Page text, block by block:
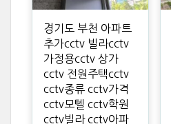
경기도 부천 아파트
추가cctv 빌라cctv
가정용cctv 상가
cctv 전원주택cctv
cctv종류 cctv가격
cctv모텔 cctv학원
cctv빌라 cctv아파